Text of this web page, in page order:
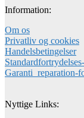
Information:
Om os
Privatliv og cookies
Handelsbetingelser
Garanti_reparation-
Nyttige Links: